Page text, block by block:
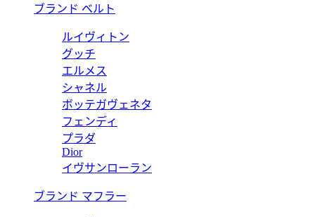
ブランド ベルト
ルイヴィトン
グッチ
エルメス
シャネル
ボッテガヴェネタ
フェンディ
プラダ
Dior
イヴサンローラン
ブランド マフラー